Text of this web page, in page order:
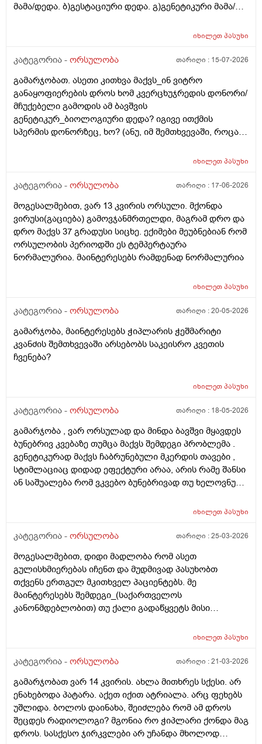
მამა/დედა. ბ)გესტაციური დედა. გ)გენეტიკური მამა/
კიდევ_მსოფლიოს მრავალ ქვეყანაში აქტიურად
თუ ხელოვნური განაყოფიერების ცენტრებში მომუშავე
რამდენად გავრცელებულია საქართველოში?
იხილეთპასუხი
კატეგორია - ორსულობა თარიღი : 15-07-2026
გამარჯობათ. ასეთი კითხვა მაქვს_ინ ვიტრო
განაყოფიერების დროს ხომ კვერცხუჯრედის დონორი/
მჩუქებელი გამოდის ამ ბავშვის
გენეტიკურ_ბიოლოგიური დედა? იგივე ითქმის
სპერმის დონორზეც, ხო? (ანუ, იმ შემთხვევაში, როცა
წყვილი) და კიდევ_თუ მედიცინა აბორტს ჩასახული
როცა ლაბორატორიაში, სინჯარაში
მის მშობლებს?
იხილეთპასუხი
კატეგორია - ორსულობა თარიღი : 17-06-2026
მოგესალმებით, ვარ 13 კვირის ორსული. მქონდა
ვირუსი(გაციება) გამოვჯანმრთელდი, მაგრამ დრო და
დრო მაქვს 37 გრადუსი სიცხე. ექიმები მეუბნებიან რომ
ორსულობის პერიოდში ეს ტემპერტაურა
ნორმალურია. მაინტერესებს რამდენად ნორმალურია
იხილეთპასუხი
კატეგორია - ორსულობა თარიღი :20-05-2026
გამარჯობა, მაინტერესებს ჭიპლარის ჭეშმარიტი
კვანძის შემთხვევაში არსებობს საკეისრო კვეთის
ჩვენება?
იხილეთპასუხი
კატეგორია - ორსულობა თარიღი : 18-05-2026
გამარჯობა , ვარ ორსულად და მინდა ბავშვი მყავდეს
ბუნებრივ კვებაზე თუმცა მაქვს შემდეგი პრობლემა .
გენეტიკურად მაქვს ჩაბრუნებული მკერდის თავები ,
სტიმლაციაც დიდად ეფექტური არაა, არის რამე შანსი
ან საშუალება რომ ვკვებო ბუნებრივად თუ ხელოვნური
იხილეთპასუხი
კატეგორია - ორსულობა თარიღი :25-03-2026
მოგესალმებით, დიდი მადლობა რომ ასეთ
გულისხმიერებას იჩენთ და მუდმივად პასუხობთ
თქვენს ერთგულ მკითხველ პაციენტებს. მე
მაინტერესებს შემდეგი_(საქართველოს
კანონმდებლობით) თუ ქალი გადაწყვეტს მისი
(კვერცხუჯრედის კრიოპრეზერვაცია) შესაძლებელი?
მნიშვნელოვანი შეკითხვა_თუ, დავუშვათ, საკუთარ
გამოიყენებს, გაყინული კიდევ ისევ მორჩება
კლინიკაში, ამ დროს შემდგომ როგორ განვითარდება
სცენარი? რა ბედი ეწევა დარჩენილ გაყინულ
კვერცხუჯრედებს?_თუ მათ ვადა გასდით,
გამოიყენებენ მანამ სხვა ქალის
იხილეთპასუხი
კატეგორია - ორსულობა თარიღი :21-03-2026
გამარჯობათ ვარ 14 კვირის. ახლა მითხრეს სქესი. არ
ენახებოდა პატარა. აქეთ იქით ატრიალა. არც ფეხებს
უშლიდა. ბოლოს დაინახა, შეიძლება რომ ამ დროს
შეცდეს რადიოლოგი? მგონია რო ჭიპლარი ქონდა მაგ
დროს. სასქესო ჯირკვლები არ უჩანდა მხოლოდ